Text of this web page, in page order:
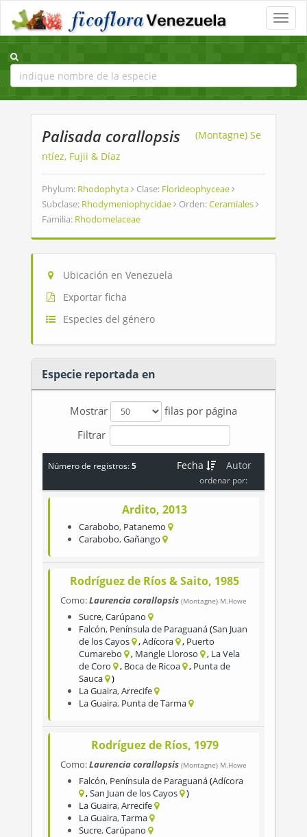
Toggle
Palisada corallopsis
(Montagne) Se
ntíez, Fujii & Díaz
Phylum: Rhodophyta Clase: Florideophyceae
Subclase: Rhodymeniophycidae Orden:Ceramiales
Familia: Rhodomelaceae
Ubicación en Venezuela
Exportar ficha
Especies del género
Especie reportada en
Mostrar
filas por página
Filtrar
Número de registros:5 Autor
Fecha
ordenar por:
Ardito, 2013
Carabobo, Patanemo
Carabobo,Gañango
Rodríguez de Ríos & Saito, 1985
Como:Laurencia corallopsis (Montagne) M.Howe
Sucre,Carúpano
Falcón, Península de Paraguaná San Juan
de los Cayos
Adícora
Puerto
Cumarebo
Mangle Lloroso
La Vela
de Coro
Boca de Ricoa
Punta de
Sauca
La Guaira,Arrecife
La Guaira, Punta de Tarma
Rodríguez de Ríos, 1979
Como:Laurencia corallopsis (Montagne) M.Howe
Falcón, Península de Paraguaná Adícora
San Juan de los Cayos
La Guaira,Arrecife
La Guaira,Tarma
Sucre,Carúpano